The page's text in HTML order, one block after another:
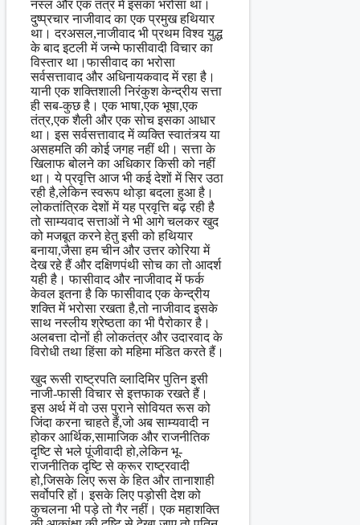
नस्ल और एक तंत्र में इसका भरोसा था।
दुष्प्रचार नाजीवाद का एक प्रमुख हथियार
था। दरअसल,नाजीवाद भी प्रथम विश्व युद्ध
के बाद इटली में जन्मे फासीवादी‍ विचार का
विस्तार था।फासीवाद का भरोसा
सर्वसत्तावाद और अधिनायकवाद में रहा है।
यानी एक शक्तिशाली निरंकुश केन्द्रीय सत्ता
ही सब-कुछ है। एक भाषा,एक भूषा,एक
तंत्र,एक शैली और एक सोच इसका आधार
था। इस सर्वसत्तावाद में व्यक्ति स्वातंत्र्य या
असहमति की कोई जगह नहीं थी। सत्ता के
खिलाफ बोलने का ‍अधिकार किसी को नहीं
था। ये प्रवृत्ति आज भी कई देशों में सिर उठा
रही है,लेकिन स्वरूप थोड़ा बदला हुआ है।
लोकतांत्रिक देशों में यह प्रवृत्ति बढ़ रही है
तो साम्यवाद सत्ताओं ने भी आगे चलकर खुद
को मजबूत करने हेतु इसी को हथियार
बनाया,जैसा हम चीन और उत्तर कोरिया में
देख रहे हैं और दक्षिणपंथी सोच का तो आदर्श
यही है। फासीवाद और नाजीवाद में फर्क
केवल इतना है कि फासीवाद एक केन्द्रीय
शक्ति में भरोसा रखता है,तो नाजीवाद इसके
साथ नस्लीय श्रेष्ठता का भी पैरोकार है।
अलबत्ता दोनों ही लोकतंत्र और उदारवाद के
विरोधी तथा हिंसा को महिमा मंडित करते हैं।
खुद रूसी राष्ट्रपति व्लादिमिर पुतिन इसी
नाजी-फासी विचार से इत्तफाक रखते हैं।
इस अर्थ में वो उस पुराने सोवियत रूस को
जिंदा करना चाहते हैं,जो अब साम्यवादी न
होकर आर्थिक,सामाजिक और राजनीतिक
दृष्टि से भले पूंजीवादी हो,लेकिन भू-
राजनीतिक दृष्टि से क्रूर राष्ट्रवादी
हो,जिसके लिए रूस के हित और तानाशाही
सर्वोपरि हों। इसके लिए पड़ोसी देश को
कुचलना भी पड़े तो गैर नहीं। एक महाशक्ति